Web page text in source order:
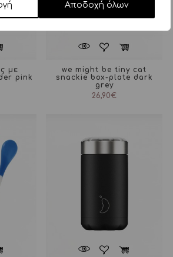
Αποδοχή όλων
με
pink
we might be tiny cat
snackie box-plate dark
grey
26,90€